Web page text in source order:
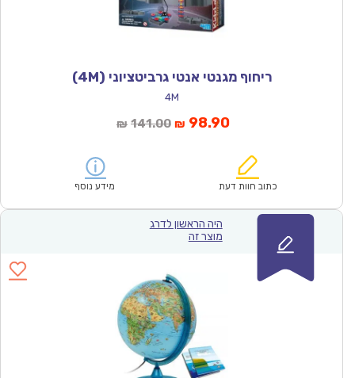
ריחוף מגנטי אנטי גרביטציוני (4M)
4M
₪ 141.00המחיר
₪141.00.
₪ 98.90המחיר
הוא:
כתוב חוות דעת מידע נוסף
היה הראשון לדרג
מוצר זה